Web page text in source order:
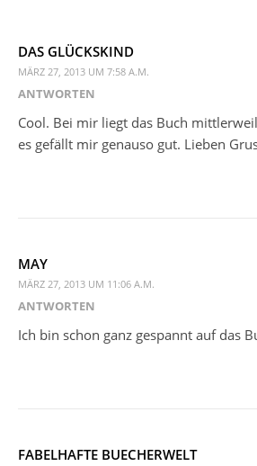
DAS GLÜCKSKIND
MÄRZ 27, 2013 UM 7:58 A.M.
ANTWORTEN
Cool. Bei mir liegt das Buch
es gefällt mir genauso gut. Lieben
MAY
MÄRZ 27, 2013 UM 11:06 A.M.
ANTWORTEN
Ich bin schon ganz gespannt auf das
FABELHAFTE BUECHERWELT